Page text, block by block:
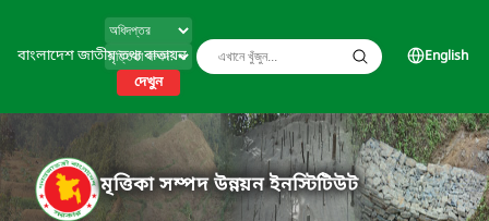
বাংলাদেশ জাতীয় তথ্য বাতায়ন
দেখুন
English
মৃত্তিকা সম্পদ উন্নয়ন ইনস্টিটিউট